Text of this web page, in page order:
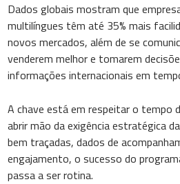
Dados globais mostram que
multilíngues têm até 35% mais
novos mercados, além de se
venderem melhor e tomarem
informações internacionais em
A chave está em respeitar o tempo
abrir mão da exigência estratégica
bem traçadas, dados de
engajamento, o sucesso do
passa a ser rotina.